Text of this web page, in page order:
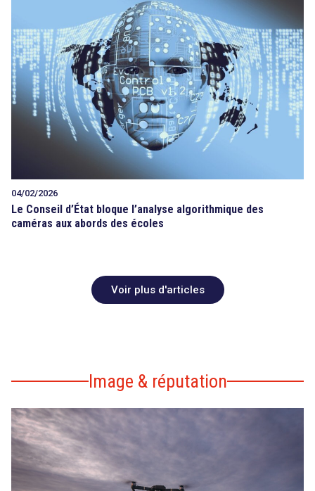
04/02/2026
Le Conseil d’État bloque l’analyse algorithmique des
caméras aux abords des écoles
Voir plus d'articles
Image & réputation